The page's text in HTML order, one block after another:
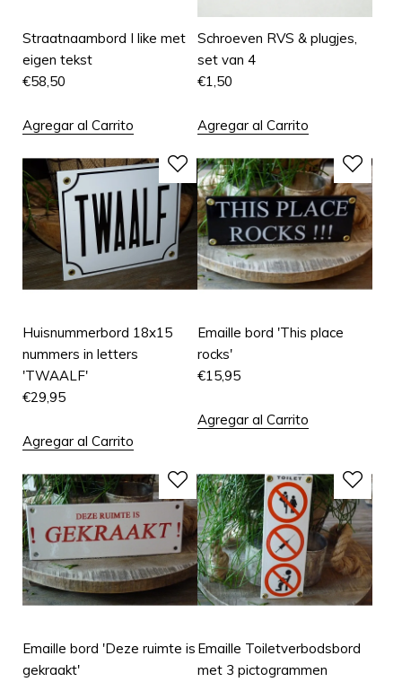
Straatnaambord I like met
eigen tekst
€58,50
Agregar al Carrito
Schroeven RVS & plugjes,
set van 4
€1,50
Agregar al Carrito
Huisnummerbord 18x15
nummers in letters
'TWAALF'
€29,95
Agregar al Carrito
Emaille bord 'This place
rocks'
€15,95
Agregar al Carrito
Emaille bord 'Deze ruimte is
gekraakt'
Emaille Toiletverbodsbord
met 3 pictogrammen